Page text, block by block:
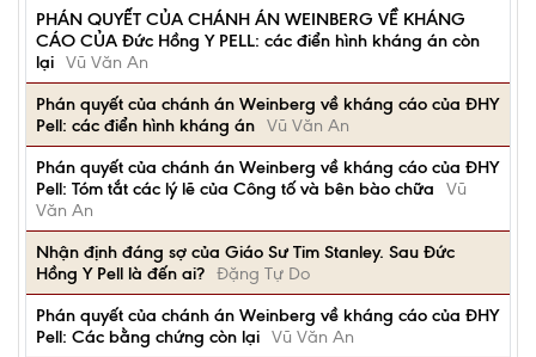
PHÁN QUYẾT CỦA CHÁNH ÁN WEINBERG VỀ KHÁNG
CÁO CỦA Đức Hồng Y PELL: các điển hình kháng án còn
lại Vũ Văn An
Phán quyết của chánh án Weinberg về kháng cáo của ĐHY
Pell: các điển hình kháng án Vũ Văn An
Phán quyết của chánh án Weinberg về kháng cáo của ĐHY
Pell: Tóm tắt các lý lẽ của Công tố và bên bào chữa
Vũ
Văn An
Nhận định đáng sợ của Giáo Sư Tim Stanley. Sau Đức
Hồng Y Pell là đến ai? Đặng Tự Do
Phán quyết của chánh án Weinberg về kháng cáo của ĐHY
Pell: Các bằng chứng còn lại Vũ Văn An